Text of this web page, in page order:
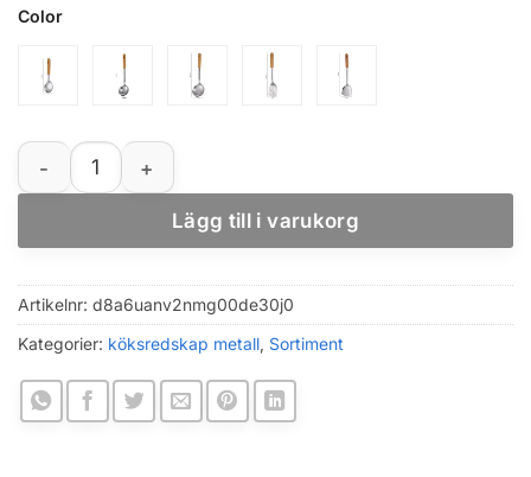
Color
Köksspatel och slev i rostfritt stål med träskaft mängd
Lägg till i varukorg
Artikelnr: d8a6uanv2nmg00de30j0
Kategorier: köksredskap metall Sortiment